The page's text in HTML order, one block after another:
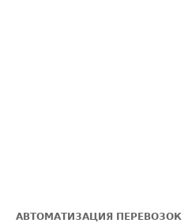
АВТОМАТИЗАЦИЯ ПЕРЕВОЗОК